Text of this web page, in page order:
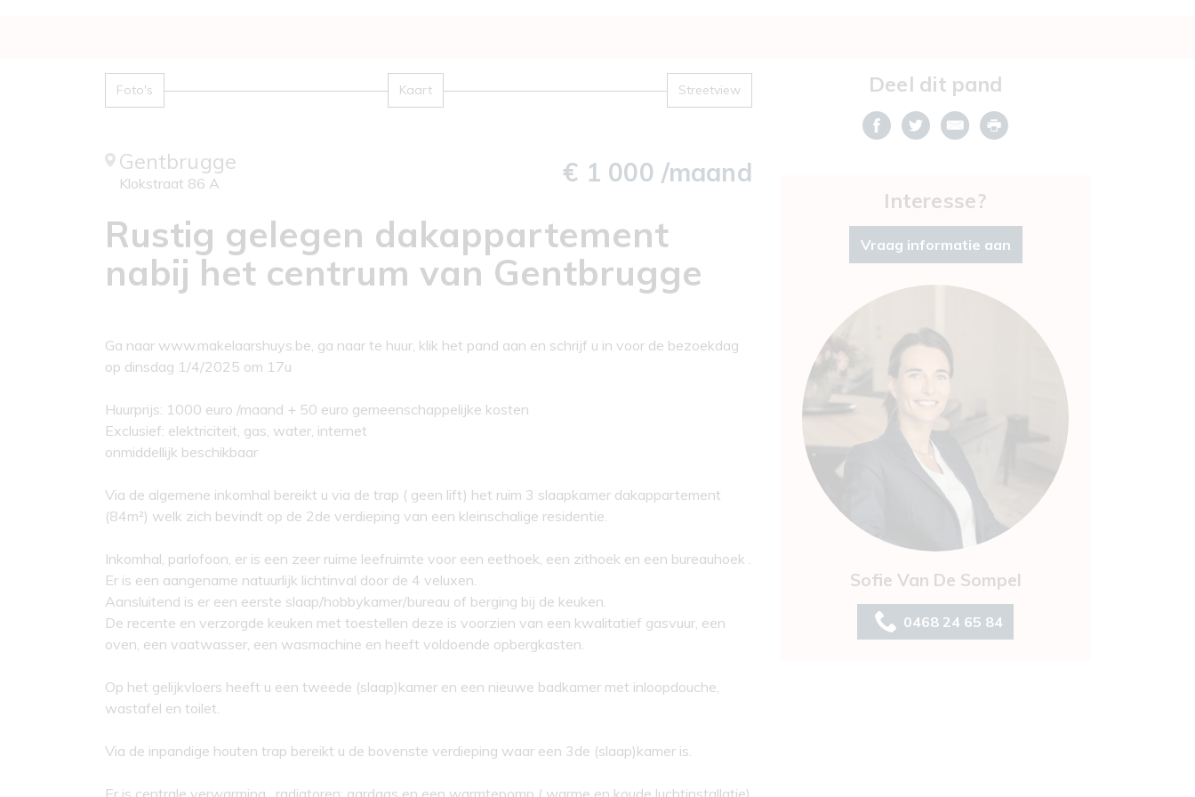
Rustig gelegen dakappartement
nabij het centrum van Gentbrugge
Gentbrugge
Klokstraat 86 A € 1 000 /maand
Foto's Kaart Streetview
Ga naar www.makelaarshuys.be, ga naar te huur, klik het pand aan en schrijf u in voor de bezoekdag
op dinsdag 1/4/2025 om 17u
Huurprijs: 1000 euro /maand + 50 euro gemeenschappelijke kosten
Exclusief: elektriciteit, gas, water, internet
onmiddellijk beschikbaar
Via de algemene inkomhal bereikt u via de trap ( geen lift) het ruim 3 slaapkamer dakappartement
(84m²) welk zich bevindt op de 2de verdieping van een kleinschalige residentie.
Inkomhal, parlofoon, er is een zeer ruime leefruimte voor een eethoek, een zithoek en een bureauhoek .
Er is een aangename natuurlijk lichtinval door de 4 veluxen.
Aansluitend is er een eerste slaap/hobbykamer/bureau of berging bij de keuken.
De recente en verzorgde keuken met toestellen deze is voorzien van een kwalitatief gasvuur, een
oven, een vaatwasser, een wasmachine en heeft voldoende opbergkasten.
Op het gelijkvloers heeft u een tweede (slaap)kamer en een nieuwe badkamer met inloopdouche,
wastafel en toilet.
Via de inpandige houten trap bereikt u de bovenste verdieping waar een 3de (slaap)kamer is.
Er is centrale verwarming , radiatoren; aardgas en een warmtepomp ( warme en koude luchtinstallatie)
Deel dit pand
Interesse?
Vraag informatie aan
Sofie Van De Sompel
0468 24 65 84